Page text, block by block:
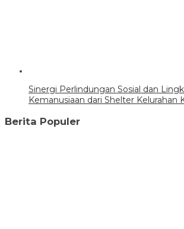
Sinergi Perlindungan Sosial dan
Kemanusiaan dari Shelter Kelurahan
Berita Populer